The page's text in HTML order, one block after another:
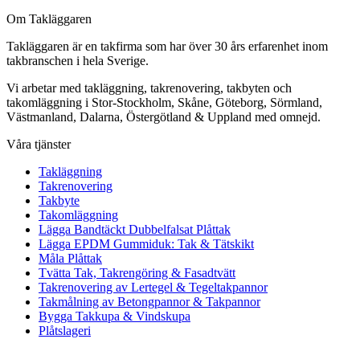
Om Takläggaren
Takläggaren är en takfirma som har över 30 års erfarenhet inom
takbranschen i hela Sverige.
Vi arbetar med takläggning, takrenovering, takbyten och
takomläggning i Stor-Stockholm, Skåne, Göteborg, Sörmland,
Västmanland, Dalarna, Östergötland & Uppland med omnejd.
Våra tjänster
Takläggning
Takrenovering
Takbyte
Takomläggning
Lägga Bandtäckt Dubbelfalsat Plåttak
Lägga EPDM Gummiduk: Tak & Tätskikt
Måla Plåttak
Tvätta Tak, Takrengöring & Fasadtvätt
Takrenovering av Lertegel & Tegeltakpannor
Takmålning av Betongpannor & Takpannor
Bygga Takkupa & Vindskupa
Plåtslageri